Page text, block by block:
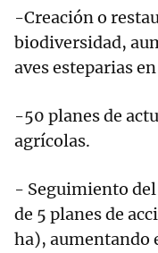
-Creación o
biodiversidad,
aves esteparias
-50 planes de
agrícolas.
- Seguimiento del
de 5 planes de
ha), aumentando